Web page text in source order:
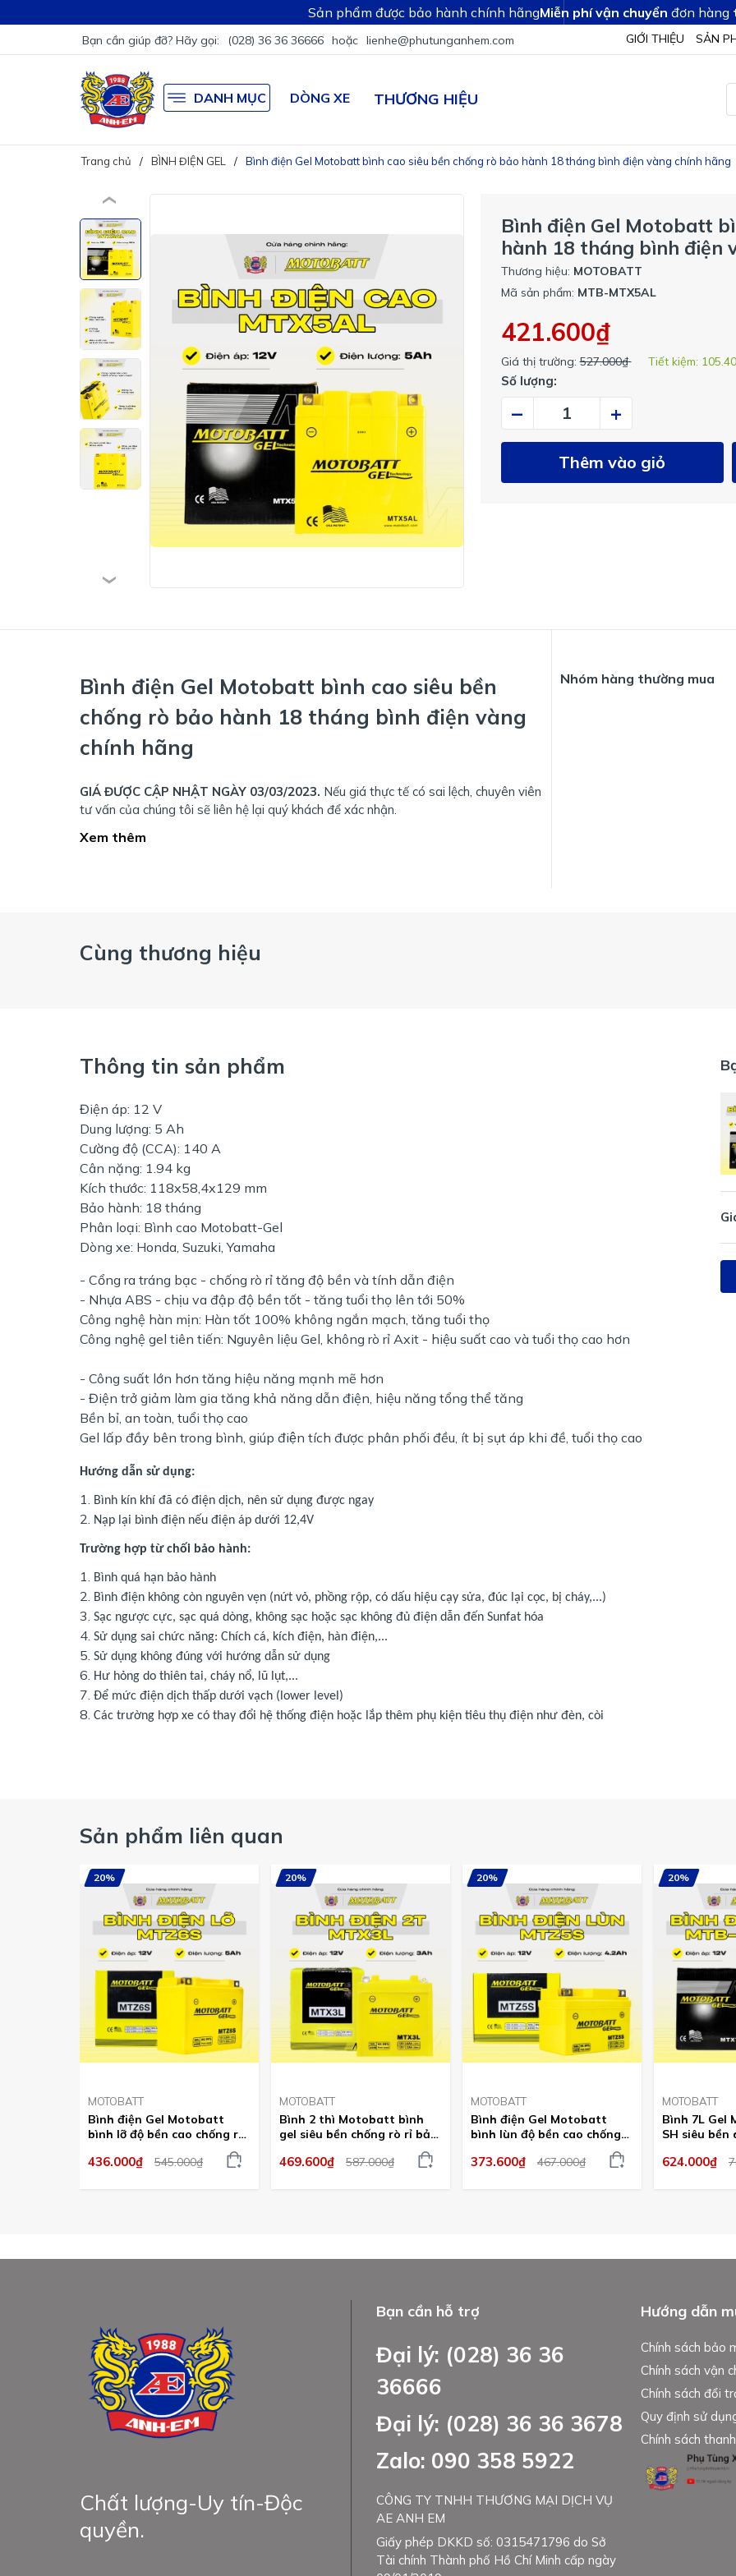
Sản phẩm được bảo hành chính hãngMiễn phí vận chuyển đơn hàng
Bạn cần giúp đỡ? Hãy gọi: (028) 36 36 36666 hoặc lienhe@phutunganhem.com GIỚI THIỆU SẢN
DANH MỤC DÒNG XE THƯƠNG HIỆU
Trang chủ BÌNH ĐIỆN GEL Bình điện Gel Motobatt bình cao siêu bền chống rò bảo hành 18 tháng bình điện vàng chính hãng
Bình điện Gel Motobatt
hành 18 tháng bình điện
Thương hiệu: MOTOBATT
Mã sản phẩm: MTB-MTX5AL
421.600₫
Giá thị trường:527.000₫ Tiết kiệm:
Số lượng:
– +
Thêm vào giỏ
Bình điện Gel Motobatt bình cao siêu bền
chống rò bảo hành 18 tháng bình điện vàng
chính hãng
GIÁ ĐƯỢC CẬP NHẬT NGÀY 03/03/2023. Nếu giá thực tế có sai lệch, chuyên viên
tư vấn của chúng tôi sẽ liên hệ lại quý khách để xác nhận.
Xem thêm
Nhóm hàng thường mua
Cùng thương hiệu
Thông tin sản phẩm
Điện áp: 12 V
Dung lượng: 5 Ah
Cường độ (CCA): 140 A
Cân nặng: 1.94 kg
Kích thước: 118x58,4x129 mm
Bảo hành: 18 tháng
Phân loại: Bình cao Motobatt-Gel
Dòng xe: Honda, Suzuki, Yamaha
- Cổng ra tráng bạc - chống rò rỉ tăng độ bền và tính dẫn điện
- Nhựa ABS - chịu va đập độ bền tốt - tăng tuổi thọ lên tới 50%
Công nghệ hàn mịn: Hàn tốt 100% không ngắn mạch, tăng tuổi thọ
Công nghệ gel tiên tiến: Nguyên liệu Gel, không rò rỉ Axit - hiệu suất cao và tuổi thọ cao hơn
- Công suất lớn hơn tăng hiệu năng mạnh mẽ hơn
- Điện trở giảm làm gia tăng khả năng dẫn điện, hiệu năng tổng thể tăng
Bền bỉ, an toàn, tuổi thọ cao
Gel lấp đầy bên trong bình, giúp điện tích được phân phối đều, ít bị sụt áp khi đề, tuổi thọ cao
Hướng dẫn sử dụng:
Bình kín khí đã có điện dịch, nên sử dụng được ngay
Nạp lại bình điện nếu điện áp dưới 12,4V
Trường hợp từ chối bảo hành:
Bình quá hạn bảo hành
Bình điện không còn nguyên vẹn (nứt vỏ, phồng rộp, có dấu hiệu cạy sửa, đúc lại cọc, bị cháy,...)
Sạc ngược cực, sạc quá dòng, không sạc hoặc sạc không đủ điện dẫn đến Sunfat hóa
Sử dụng sai chức năng: Chích cá, kích điện, hàn điện,...
Sử dụng không đúng với hướng dẫn sử dụng
Hư hỏng do thiên tai, cháy nổ, lũ lụt,...
Để mức điện dịch thấp dưới vạch (lower level)
Các trường hợp xe có thay đổi hệ thống điện hoặc lắp thêm phụ kiện tiêu thụ điện như đèn, còi
Sản phẩm liên quan
20%
MOTOBATT
Bình điện Gel Motobatt
bình lỡ độ bền cao chống rò
điện vàng chính hãng
436.000₫ 545.000₫
20%
MOTOBATT
Bình 2 thì Motobatt bình
gel siêu bền chống rò rỉ bảo
vàng chính hãng
469.600₫ 587.000₫
20%
MOTOBATT
Bình điện Gel Motobatt
bình lùn độ bền cao chống
rò bảo hành 18 tháng bình
điện vàng chính hãng
373.600₫ 467.000₫
20%
MOTOBATT
Bình 7L Gel
SH siêu bền
cao bảo
điện vàng
624.000₫
Chất lượng-Uy tín-Độc
quyền.
Bạn cần hỗ trợ
Đại lý: (028) 36 36
36666
Đại lý: (028) 36 36 3678
Zalo: 090 358 5922
CÔNG TY TNHH THƯƠNG MẠI DỊCH VỤ
AE ANH EM
Giấy phép DKKD số: 0315471796 do Sở
Tài chính Thành phố Hồ Chí Minh cấp ngày
Hướng dẫn
Chính sách bảo
Chính sách vận
Chính sách đổi
Quy định sử
Chính sách